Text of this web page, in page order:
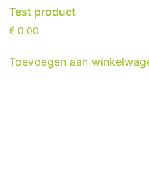
Test product
€ 0,00
Toevoegen aan